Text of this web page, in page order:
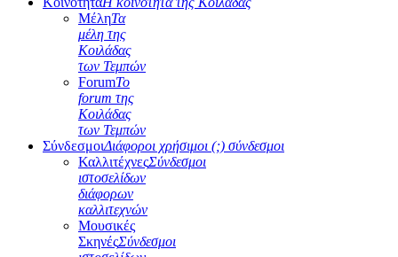
ΜέληΤα
μέλη της
Κοιλάδας
των Τεμπών
ForumΤο
forum της
Κοιλάδας
των Τεμπών
ΣύνδεσμοιΔιάφοροι χρήσιμοι (;) σύνδεσμοι
ΚαλλιτέχνεςΣύνδεσμοι
ιστοσελίδων
διάφορων
καλλιτεχνών
Μουσικές
ΣκηνέςΣύνδεσμοι